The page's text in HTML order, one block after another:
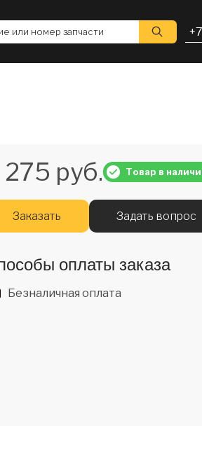
или номер запчасти
275 руб. Товар в
Заказать Задать вопрос
оплаты заказа
Безналичная оплата